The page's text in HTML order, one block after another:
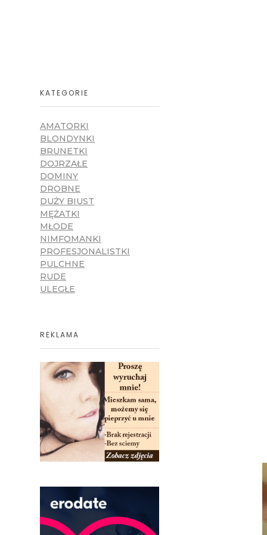
KATEGORIE
AMATORKI
BLONDYNKI
BRUNETKI
DOJRZAŁE
DOMINY
DROBNE
DUŻY BIUST
MĘŻATKI
MŁODE
NIMFOMANKI
PROFESJONALISTKI
PULCHNE
RUDE
ULEGŁE
REKLAMA